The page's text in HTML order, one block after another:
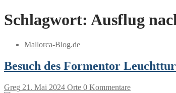
Schlagwort: Ausflug
Mallorca-Blog.de
Besuch des Formentor
Greg 21. Mai 2024 Orte 0 Kommentare